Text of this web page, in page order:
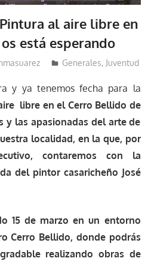
al aire libre en
está esperando
Generales, Juventud
y ya tenemos fecha para la
libre en el Cerro Bellido de
y las apasionadas del arte de
localidad, en la que, por
contaremos con la
del pintor casaricheño José
15 de marzo en un entorno
Cerro Bellido, donde podrás
realizando obras de